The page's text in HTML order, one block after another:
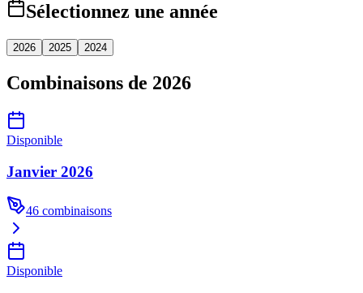
Sélectionnez une année
2026 2025 2024
Combinaisons de 2026
Disponible
Janvier 2026
46 combinaisons
Disponible